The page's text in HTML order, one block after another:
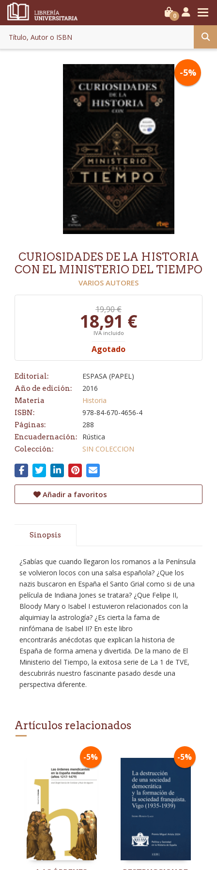
0
-5%
CURIOSIDADES DE LA HISTORIA
CON EL MINISTERIO DEL TIEMPO
VARIOS AUTORES
19,90 €
18,91 €
IVA incluido
Agotado
Editorial: ESPASA (PAPEL)
Año de edición: 2016
Materia Historia
ISBN: 978-84-670-4656-4
Páginas: 288
Encuadernación: Rústica
Colección: SIN COLECCION
Añadir a favoritos
Sinopsis
¿Sabías que cuando llegaron los romanos a la Península
se volvieron locos con una salsa española? ¿Que los
nazis buscaron en España el Santo Grial como si de una
película de Indiana Jones se tratara? ¿Que Felipe II,
Bloody Mary o Isabel I estuvieron relacionados con la
alquimiay la astrología? ¿Es cierta la fama de
ninfómana de Isabel II? En este libro
encontrarás anécdotas que explican la historia de
España de forma amena y divertida. De la mano de El
Ministerio del Tiempo, la exitosa serie de La 1 de TVE,
descubrirás nuestro fascinante pasado desde una
perspectiva diferente.
Artículos relacionados
-5% -5%